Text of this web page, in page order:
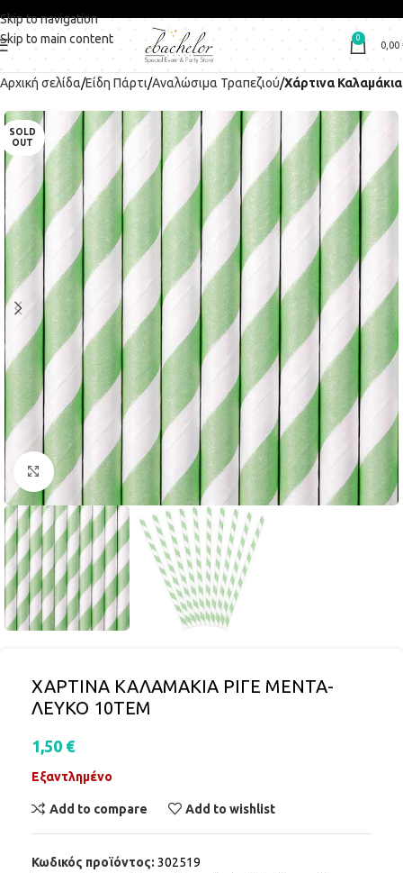
Skip to navigation
Skip to main content
0
0,00
Αρχική σελίδα Είδη Πάρτι Αναλώσιμα Τραπεζιού Χάρτινα Καλαμάκια
SOLD
OUT
Click to enlarge
ΧΑΡΤΙΝΑ ΚΑΛΑΜΑΚΙΑ ΡΙΓΕ ΜΕΝΤΑ-
ΛΕΥΚΟ 10ΤΕΜ
1,50 €
Εξαντλημένο
Add to compare Add to wishlist
Κωδικός προϊόντος: 302519